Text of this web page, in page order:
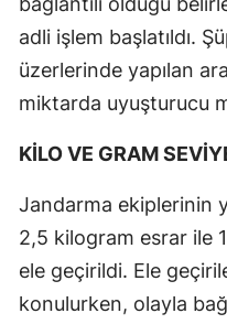
adli işlem başlatıldı.
üzerlerinde yapılan
miktarda uyuşturucu
KİLO VE GRAM
Jandarma ekiplerinin
2,5 kilogram esrar ile
ele geçirildi. Ele
konulurken, olayla